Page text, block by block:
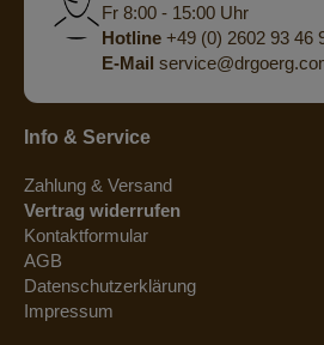
Fr 8:00 - 15:00 Uhr
Hotline +49 (0) 2602 93 46
E-Mail
Info & Service
Zahlung & Versand
Vertrag widerrufen
Kontaktformular
AGB
Datenschutzerklärung
Impressum